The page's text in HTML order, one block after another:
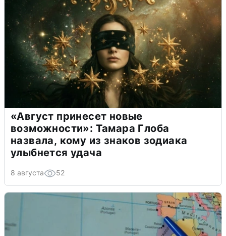
«Август принесет новые
возможности»: Тамара Глоба
назвала, кому из знаков зодиака
улыбнется удача
8 августа 52